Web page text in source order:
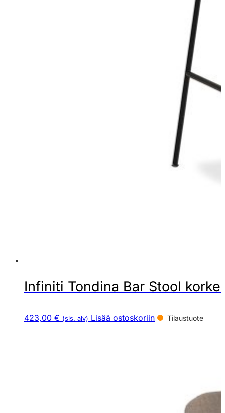
Infiniti Tondina Bar Stool
423,00 € (sis. alv) Lisää ostoskoriin Tilaustuote